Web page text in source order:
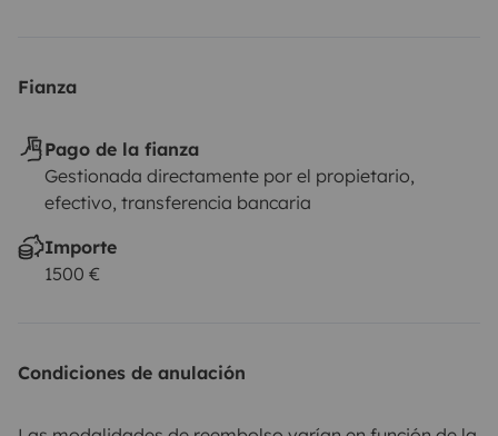
Fianza
Pago de la fianza
Gestionada directamente por el propietario,
efectivo, transferencia bancaria
Importe
1500 €
Condiciones de anulación